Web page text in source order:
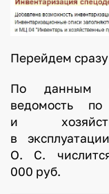
Перейдем
По данным
ведомость
и
в
О. С.
000 руб.